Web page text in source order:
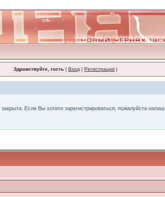
Здравствуйте, гость (Вход |Регистрация )
Если Вы хотите зарегистрироваться, пожалуйста